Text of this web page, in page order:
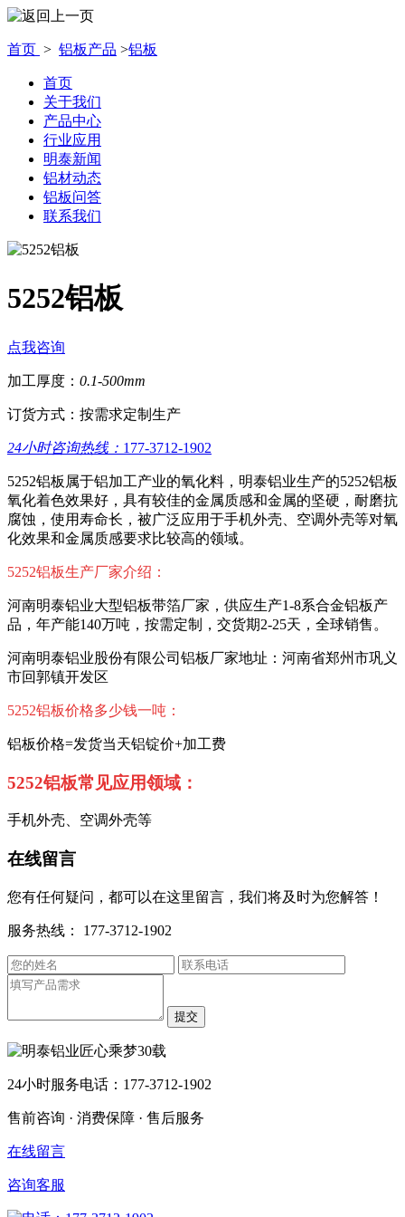
首页 > 铝板产品 >铝板
首页
关于我们
产品中心
行业应用
明泰新闻
铝材动态
铝板问答
联系我们
5252铝板
点我咨询
加工厚度： 0.1-500mm
订货方式：按需求定制生产
24小时咨询热线： 177-3712-1902
5252铝板属于铝加工产业的氧化料，明泰铝业生产的5252铝板
氧化着色效果好，具有较佳的金属质感和金属的坚硬，耐磨抗
腐蚀，使用寿命长，被广泛应用于手机外壳、空调外壳等对氧
化效果和金属质感要求比较高的领域。
5252铝板生产厂家介绍：
河南明泰铝业大型铝板带箔厂家，供应生产1-8系合金铝板产
品，年产能140万吨，按需定制，交货期2-25天，全球销售。
河南明泰铝业股份有限公司铝板厂家地址：河南省郑州市巩义
市回郭镇开发区
5252铝板价格多少钱一吨：
铝板价格=发货当天铝锭价+加工费
5252铝板常见应用领域：
手机外壳、空调外壳等
在线留言
您有任何疑问，都可以在这里留言，我们将及时为您解答！
服务热线： 177-3712-1902
24小时服务电话：177-3712-1902
售前咨询 · 消费保障 · 售后服务
在线留言
咨询客服